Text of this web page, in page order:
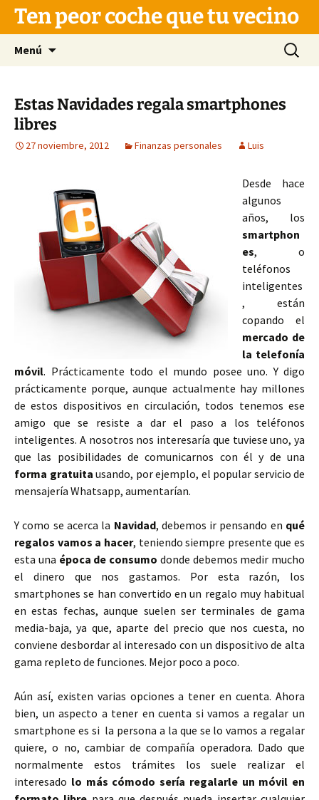
Saltar
contenido
Ten peor coche que tu vecino
Menú Buscar:
Estas Navidades regala smartphones
libres
27 noviembre, 2012 Finanzas personales Luis
Desde hace
algunos
años, los
smartphon
es, o
teléfonos
inteligentes
, están
copando el
mercado de
la telefonía
móvil. Prácticamente todo el mundo posee uno. Y digo
prácticamente porque, aunque actualmente hay millones
de estos dispositivos en circulación, todos tenemos ese
amigo que se resiste a dar el paso a los teléfonos
inteligentes. A nosotros nos interesaría que tuviese uno, ya
que las posibilidades de comunicarnos con él y de una
forma gratuita usando, por ejemplo, el popular servicio de
mensajería Whatsapp, aumentarían.
Y como se acerca la Navidad, debemos ir pensando en qué
regalos vamos a hacer, teniendo siempre presente que es
esta una época de consumo donde debemos medir mucho
el dinero que nos gastamos. Por esta razón, los
smartphones se han convertido en un regalo muy habitual
en estas fechas, aunque suelen ser terminales de gama
media-baja, ya que, aparte del precio que nos cuesta, no
conviene desbordar al interesado con un dispositivo de alta
gama repleto de funciones. Mejor poco a poco.
Aún así, existen varias opciones a tener en cuenta. Ahora
bien, un aspecto a tener en cuenta si vamos a regalar un
smartphone es si la persona a la que se lo vamos a regalar
quiere, o no, cambiar de compañía operadora. Dado que
normalmente estos trámites los suele realizar el
interesado lo más cómodo sería regalarle un móvil en